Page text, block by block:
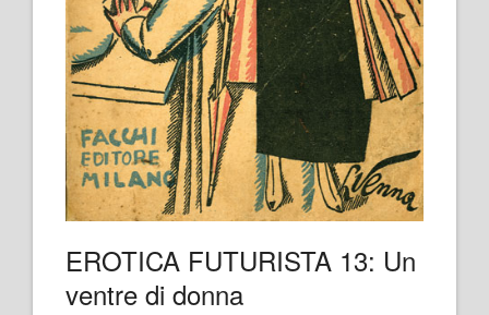
EROTICA FUTURISTA 13: Un
ventre di donna